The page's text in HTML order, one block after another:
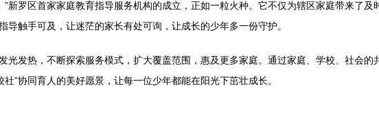
”新罗区首家家庭教育指导服务机构的成立，正如一粒火种。它不仅为辖区家庭带来了
导触手可及，让迷茫的家长有处可询，让成长的少年多一份守护。
光发热，不断探索服务模式，扩大覆盖范围，惠及更多家庭。通过家庭、学校、社会
”协同育人的美好愿景，让每一位少年都能在阳光下茁壮成长。